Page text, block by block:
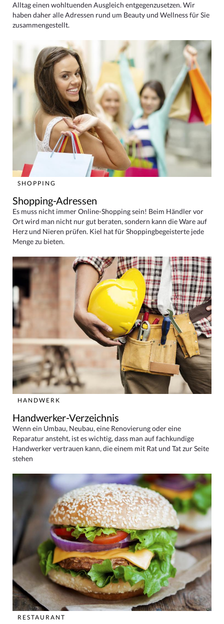
Alltag einen wohltuenden Ausgleich entgegenzusetzen. Wir
haben daher alle Adressen rund um Beauty und Wellness für Sie
zusammengestellt.
SHOPPING
Shopping-Adressen
Es muss nicht immer Online-Shopping sein! Beim Händler vor
Ort wird man nicht nur gut beraten, sondern kann die Ware auf
Herz und Nieren prüfen. Kiel hat für Shoppingbegeisterte jede
Menge zu bieten.
HANDWERK
Handwerker-Verzeichnis
Wenn ein Umbau, Neubau, eine Renovierung oder eine
Reparatur ansteht, ist es wichtig, dass man auf fachkundige
Handwerker vertrauen kann, die einem mit Rat und Tat zur Seite
stehen
RESTAURANT